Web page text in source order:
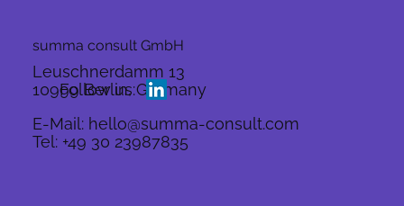
summa consult GmbH
Leuschnerdamm 13
10999 Berlin, Germany
E-Mail: hello@summa-consult.com
Tel: +49 30 23987835
Follow us: